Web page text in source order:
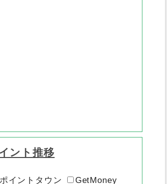
ント推移
ポイントタウン
GetMoney